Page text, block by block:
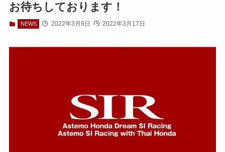
お待ちしております！
NEWS 2022年3月9日 2022年3月17日